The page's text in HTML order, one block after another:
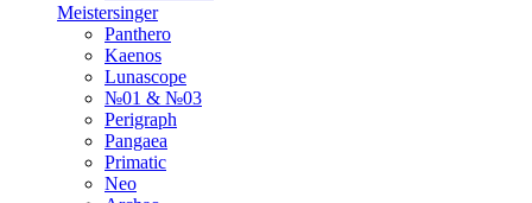
Meistersinger
Panthero
Kaenos
Lunascope
№01 & №03
Perigraph
Pangaea
Primatic
Neo